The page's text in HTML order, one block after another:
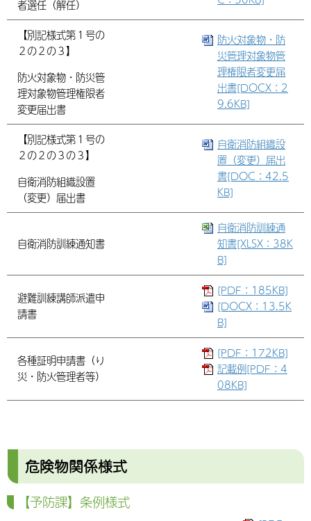
者選任（解任）
【別記様式第１号の
２の２の３】
防火対象物・防災管
理対象物管理権限者
変更届出書
防火対象物・防
災管理対象物管
理権限者変更届
出書[DOCX：2
9.6KB]
【別記様式第１号の
２の２の３の３】
自衛消防組織設置
（変更）届出書
自衛消防組織設
置（変更）届出
書[DOC：42.5
KB]
自衛消防訓練通知書
自衛消防訓練通
知書[XLSX：38K
B]
避難訓練講師派遣申
請書
[PDF：185KB]
[DOCX：13.5K
B]
各種証明申請書（り
災・防火管理者等）
[PDF：172KB]
記載例[PDF：4
08KB]
危険物関係様式
【予防課】条例様式